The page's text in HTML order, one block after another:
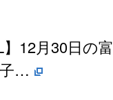
】12月30日の
…